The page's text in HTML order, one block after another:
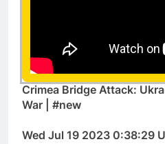
Crimea Bridge Attack:
War | #new
Wed Jul 19 2023 0:38:29